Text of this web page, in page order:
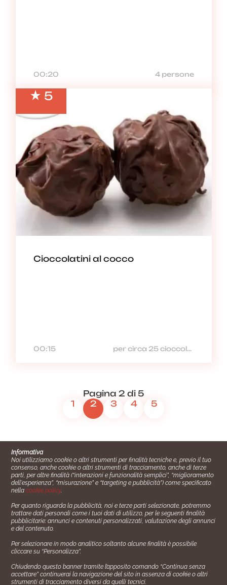
00:20 4 persone
5
Cioccolatini al cocco
00:15 per circa 25 cioccolatini
Pagina 2 di 5
1
2 3 4 5
Cucinare.it è un marchio commerciale di Impiego24.it s.r.l.
copyright 2014 - 2024 P.IVA: 03406490130
Azienda certiﬁcata ISO 27001 numero: SNR 73140386/89/I
- Azienda certiﬁcata ISO 9001 numero: SNR
Gestione consensi e categorie merceologiche marketing
Informativa
Noi utilizziamo cookie o altri strumenti per finalità tecniche e, previo il tuo
consenso, anche cookie o altri strumenti di tracciamento, anche di terze
parti, per altre finalità (“interazioni e funzionalità semplici”, “miglioramento
dell'esperienza”, “misurazione” e “targeting e pubblicità”) come specificato
nellacookie policy.
Per quanto riguarda la pubblicità, noi e terze parti selezionate, potremmo
trattare dati personali come i tuoi dati di utilizzo, per le seguenti finalità
pubblicitarie: annunci e contenuti personalizzati, valutazione degli annunci
e del contenuto.
Per selezionare in modo analitico soltanto alcune finalità è possibile
cliccare su “Personalizza”.
Chiudendo questo banner tramite l’apposito comando “Continua senza
accettare” continuerai la navigazione del sito in assenza di cookie o altri
strumenti di tracciamento diversi da quelli tecnici.